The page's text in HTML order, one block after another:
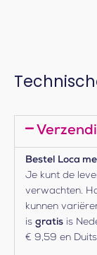
Bestel Loca
Je kunt de
verwachten.
kunnen
is gratis is
€ 9,59 en